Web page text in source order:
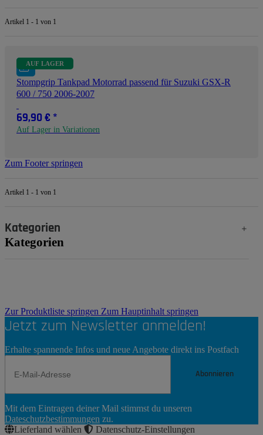
Artikel 1 - 1 von 1
AUF LAGER
Stompgrip Tankpad Motorrad passend für Suzuki GSX-R
600 / 750 2006-2007
69,90 € *
Auf Lager in Variationen
Zum Footer springen
Artikel 1 - 1 von 1
Kategorien
Kategorien
Zur Produktliste springen Zum Hauptinhalt springen
Jetzt zum Newsletter anmelden!
Erhalte spannende Infos und neue Angebote direkt ins Postfach
Abonnieren
Abonnieren
Mit dem Eintragen deiner Mail stimmst du unseren
Dateschutzbestimmungen zu.
Lieferland wählen
Datenschutz-Einstellungen